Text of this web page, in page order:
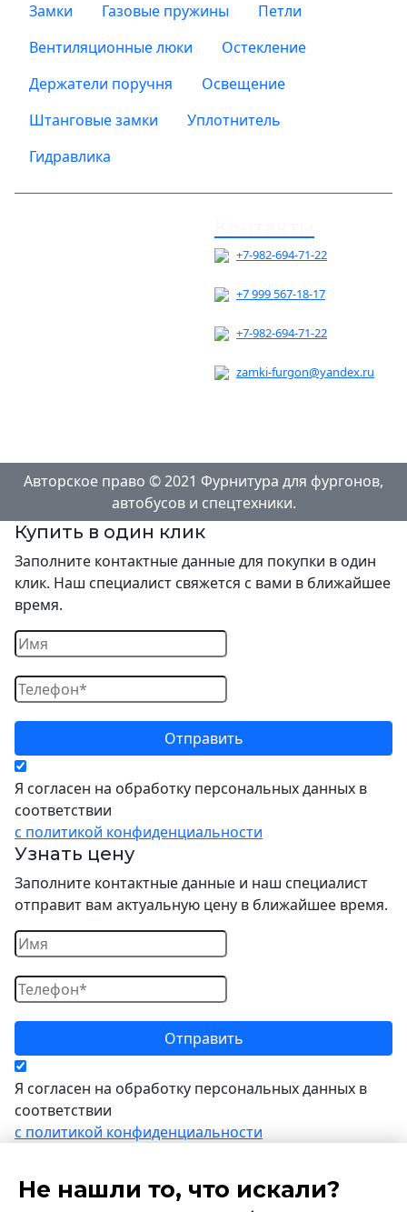
Замки Газовые пружины
Петли
Вентиляционные люки
Остекление
Держатели поручня
Освещение
Штанговые замки
Уплотнитель
Гидравлика
+7-982-694-71-22
+7 999 567-18-17
+7-982-694-71-22
zamki-furgon@yandex.ru
Авторское право © 2021 Фурнитура для фургонов,
автобусов и спецтехники.
Купить в один клик
Заполните контактные данные для покупки в один
клик. Наш специалист свяжется с вами в ближайшее
время.
Я согласен на обработку персональных данных в
соответствии
с политикой конфиденциальности
Узнать цену
Заполните контактные данные и наш специалист
отправит вам актуальную цену в ближайшее время.
Я согласен на обработку персональных данных в
соответствии
с политикой конфиденциальности
Не нашли то, что искали?